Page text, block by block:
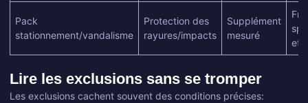
Pack
stationnement/vandalisme
Protection des
rayures/impacts
Supplément
mesuré
et
Lire les exclusions sans se tromper
Les exclusions cachent souvent des conditions précises: